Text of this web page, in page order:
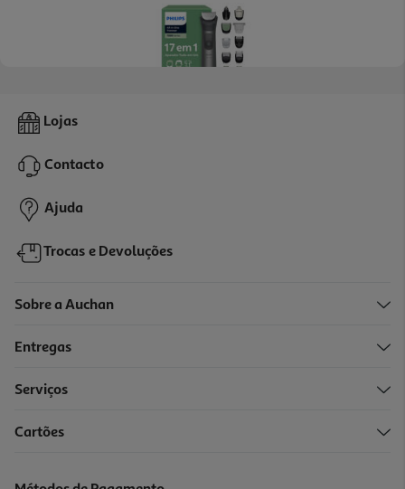
Aparador Multigroom Philips Mg7941/15 Série 7000 17 Em 1
69,99 €
Lojas
Contacto
Ajuda
Trocas e Devoluções
Sobre a Auchan
Entregas
Serviços
Cartões